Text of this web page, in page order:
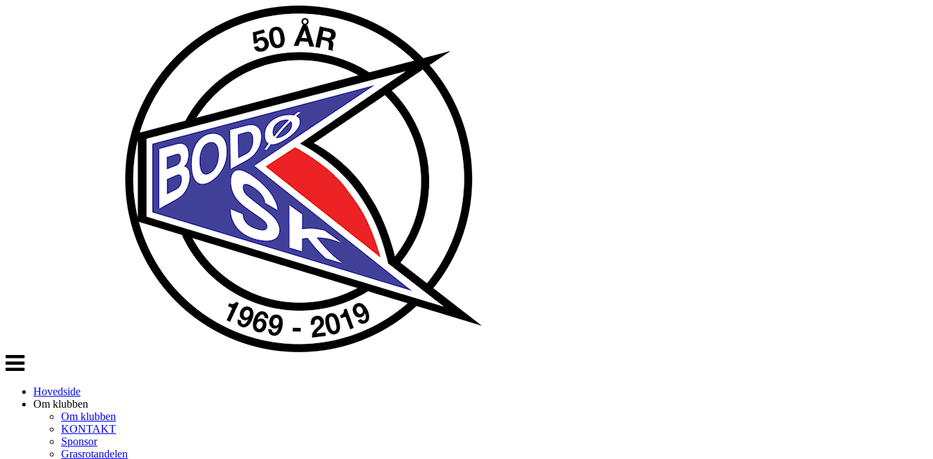
Veksle
navigasjon
Hovedside
Om klubben
Om klubben
KONTAKT
Sponsor
Grasrotandelen